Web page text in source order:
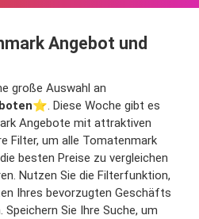
Angebot und
große Auswahl an
⭐️. Diese Woche gibt es
Angebote mit attraktiven
Filter, um alle Tomatenmark
besten Preise zu vergleichen
Nutzen Sie die Filterfunktion,
Ihres bevorzugten Geschäfts
Sie Ihre Suche, um